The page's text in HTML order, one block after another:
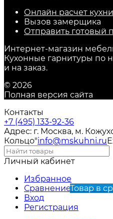
Онлайн расчет кухни
Вызов замерщика
Отправить готовый
Интернет-магазин
Кухонные гарнитуры по
и на заказ.
© 2026
Полная версия сайта
Контакты
+7 (495) 133-92-36
Адрес: г. Москва, м.
Кольцо"info@mskuhni.ru
Личный кабинет
Избранное
СравнениеТовар в
Вход
Регистрация